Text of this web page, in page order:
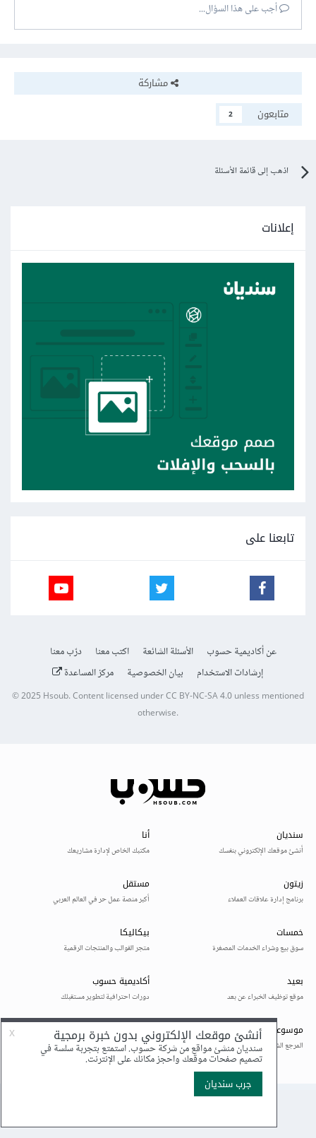
أجب على هذا السؤال...
مشاركة
متابعون
2
اذهب إلى قائمة الأسئلة
إعلانات
تابعنا على
عن أكاديمية حسوب الأسئلة الشائعة اكتب معنا
درّب معنا
إرشادات الاستخدام
بيان الخصوصية مركز المساعدة
© 2025Hsoub.Content licensed underCC BY-NC-SA 4.0unless mentioned
otherwise.